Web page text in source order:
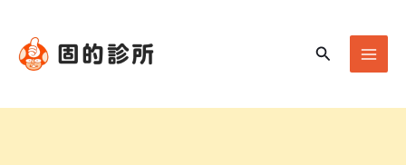
內
搜